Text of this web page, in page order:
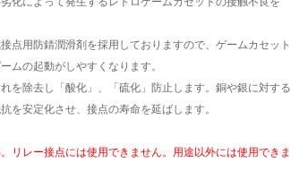
点用防錆潤滑剤を採用しておりますので、ゲームカセット
ムの起動がしやすくなります。
を除去し「酸化」、「硫化」防止します。銅や銀に対する
を安定化させ、接点の寿命を延ばします。
リレー接点には使用できません。用途以外には使用できま